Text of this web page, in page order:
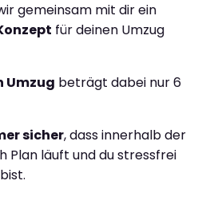
gemeinsam mit dir ein
für deinen Umzug
Umzug beträgt dabei nur 6
sicher, dass innerhalb der
Plan läuft und du stressfrei